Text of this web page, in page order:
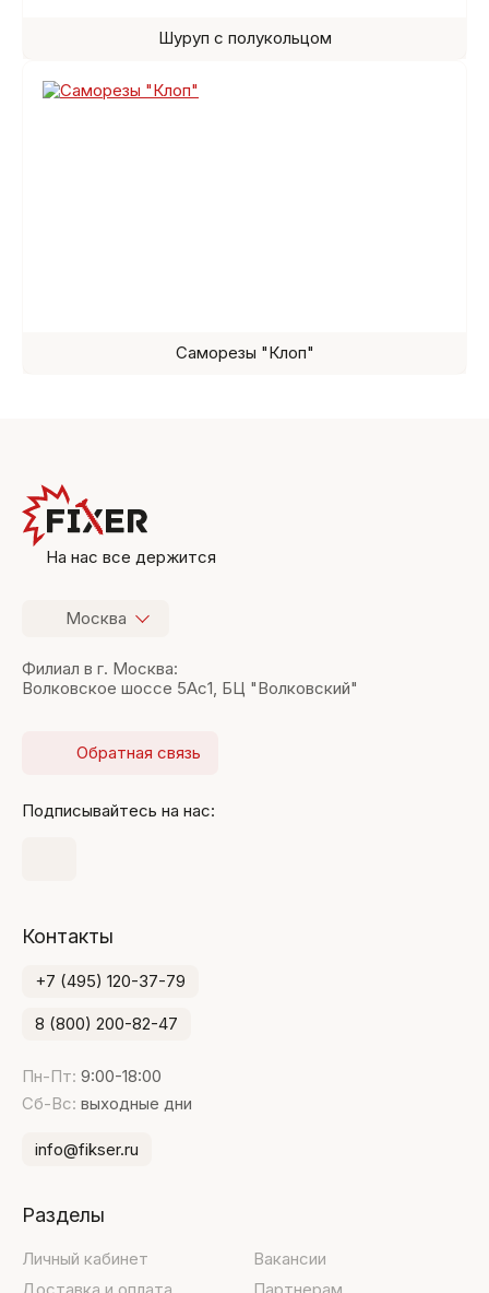
Шуруп с полукольцом
Саморезы "Клоп"
На нас все держится
Москва
Филиал в г. Москва:
Волковское шоссе 5Ас1, БЦ "Волковский"
Обратная связь
Подписывайтесь на нас:
Контакты
+7 (495) 120-37-79
8 (800) 200-82-47
Пн-Пт: 9:00-18:00
Сб-Вс: выходные дни
info@fikser.ru
Разделы
Личный кабинет
Вакансии